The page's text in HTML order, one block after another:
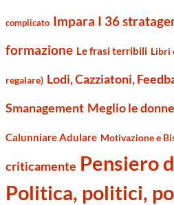
complicato Impara I 36
formazione Le frasi terribili Libri
regalare) Lodi, Cazziatoni,
Smanagement Meglio le
Calunniare Adulare Motivazione e
criticamente Pensiero
Politica, politici,